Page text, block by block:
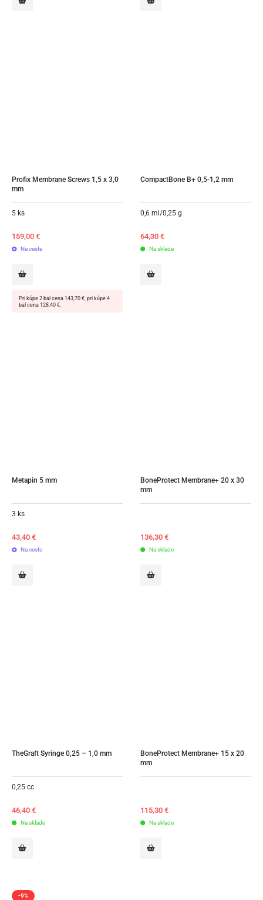
Profix Membrane Screws 1,5 x 3,0
mm
5 ks
159,00 €
Na ceste
Pri kúpe 2 bal cena 143,70 €, pri kúpe 4
bal cena 128,40 €.
CompactBone B+ 0,5-1,2 mm
0,6 ml/0,25 g
64,30 €
Na sklade
Metapin 5 mm
3 ks
43,40 €
Na ceste
BoneProtect Membrane+ 20 x 30
mm
136,30 €
Na sklade
TheGraft Syringe 0,25 – 1,0 mm
0,25 cc
46,40 €
Na sklade
BoneProtect Membrane+ 15 x 20
mm
115,30 €
Na sklade
-9%